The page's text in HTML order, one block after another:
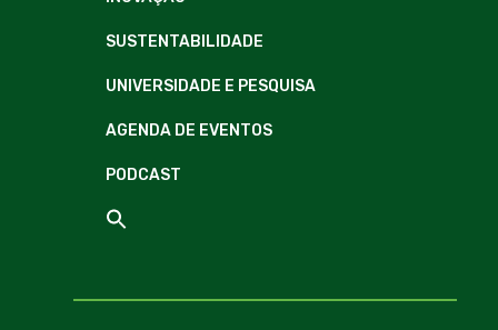
SUSTENTABILIDADE
UNIVERSIDADE E PESQUISA
AGENDA DE EVENTOS
PODCAST